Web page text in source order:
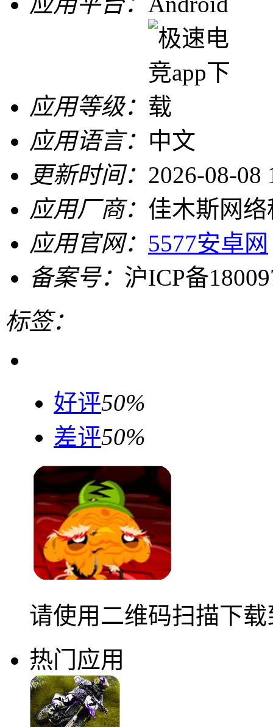
应用等级：
应用语言： 中文
更新时间： 2026-08-08
应用厂商： 佳木斯网
应用官网： 5577安卓网
备案号： 沪ICP备
标签：
好评50%
差评50%
请使用二维码扫描下
热门应用